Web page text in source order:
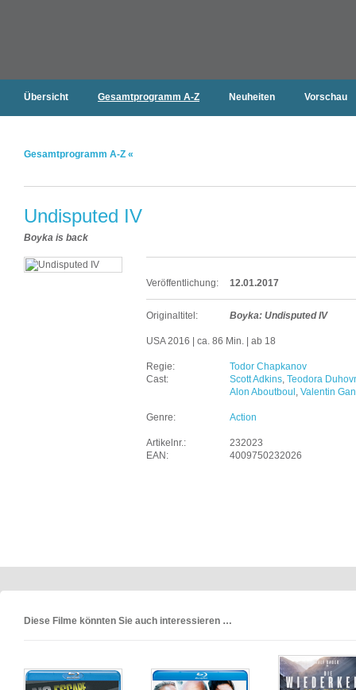
Übersicht Gesamtprogramm A-Z Neuheiten Vorschau
Gesamtprogramm A-Z «
Undisputed IV
Boyka is back
Veröffentlichung: 12.01.2017
Originaltitel: Boyka: Undisputed IV
USA 2016 | ca. 86 Min. | ab 18
Regie:
Todor Chapkanov
Cast:
Scott Adkins, Teodora
Alon Aboutboul , Valentin
Genre: Action
Artikelnr.:
232023
EAN:
4009750232026
Diese Filme könnten Sie auch interessieren …